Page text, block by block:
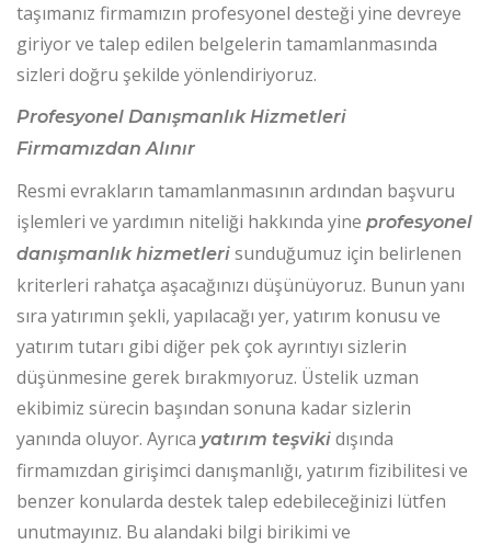
taşımanız firmamızın profesyonel desteği yine devreye
giriyor ve talep edilen belgelerin tamamlanmasında
sizleri doğru şekilde yönlendiriyoruz.
Profesyonel Danışmanlık Hizmetleri
Firmamızdan Alınır
Resmi evrakların tamamlanmasının ardından başvuru
işlemleri ve yardımın niteliği hakkında yine profesyonel
danışmanlık hizmetleri sunduğumuz için belirlenen
kriterleri rahatça aşacağınızı düşünüyoruz. Bunun yanı
sıra yatırımın şekli, yapılacağı yer, yatırım konusu ve
yatırım tutarı gibi diğer pek çok ayrıntıyı sizlerin
düşünmesine gerek bırakmıyoruz. Üstelik uzman
ekibimiz sürecin başından sonuna kadar sizlerin
yanında oluyor. Ayrıca yatırım teşviki dışında
firmamızdan girişimci danışmanlığı, yatırım fizibilitesi ve
benzer konularda destek talep edebileceğinizi lütfen
unutmayınız. Bu alandaki bilgi birikimi ve